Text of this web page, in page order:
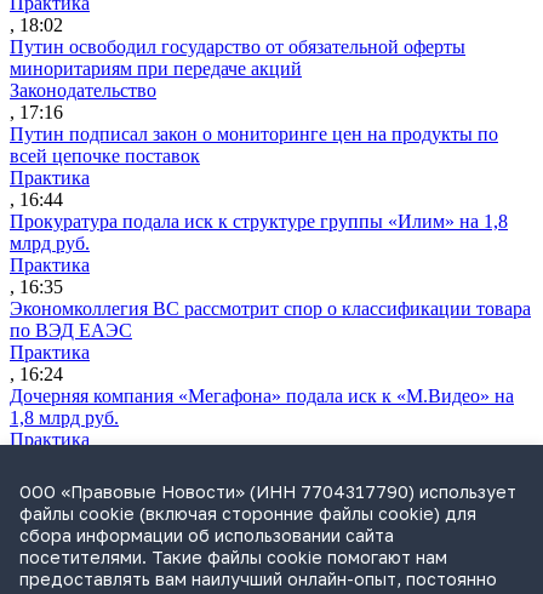
, 18:02
Путин освободил государство от обязательной оферты
миноритариям при передаче акций
Законодательство
, 17:16
Путин подписал закон о мониторинге цен на продукты по
всей цепочке поставок
Практика
, 16:44
Прокуратура подала иск к структуре группы «Илим» на 1,8
млрд руб.
Практика
, 16:35
Экономколлегия ВС рассмотрит спор о классификации товара
по ВЭД ЕАЭС
Практика
, 16:24
Дочерняя компания «Мегафона» подала иск к «М.Видео» на
1,8 млрд руб.
Практика
СИП проверит отмену патента на систему управления
устройствами после возражений «Яндекса»
Практика
, 15:17
Суды 10 стран рассматривают иски российской «дочки»
ООО «Правовые Новости» (ИНН 7704317790) использует
файлы cookie (включая сторонние файлы cookie) для
сбора информации об использовании сайта
посетителями. Такие файлы cookie помогают нам
предоставлять вам наилучший онлайн-опыт, постоянно